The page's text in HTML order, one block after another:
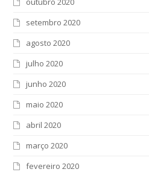
setembro 2020
agosto 2020
julho 2020
junho 2020
maio 2020
abril 2020
março 2020
fevereiro 2020